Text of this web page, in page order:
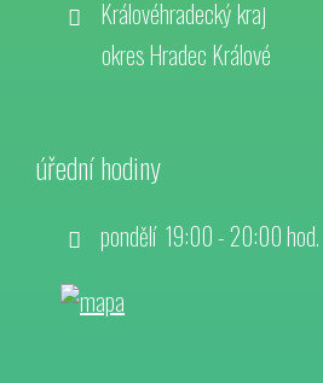
Královéhradecký kraj
okres Hradec Králové
úřední hodiny
pondělí 19:00 - 20:00 hod.